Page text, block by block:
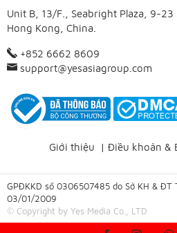
Unit B, 13/F., Seabright Plaza, 9-23
Hong Kong, China.
+852 6662 8609
support@yesasiagroup.com
Giới thiệu | Điều khoản &
GPĐKKD số 0306507485 do Sở KH & ĐT
03/01/2009
© Copyright by Yes Media Co., LTD